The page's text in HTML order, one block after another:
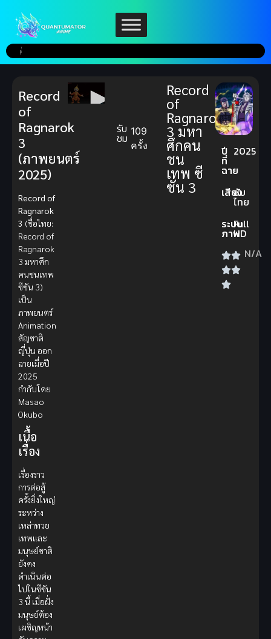
รับ
ชม 109
ครั้ง
Record
of
Ragnarok
3 มหา
ศึกคน
ชน
เทพ ซี
ซัน 3
ปี
ที่
ฉาย
2025
เสียง
ซับ
ไทย
ระบบ
ภาพ
Full
HD
N/A
Record
of
Ragnarok
3
(ภาพยนตร์
2025)
Record of
Ragnarok
3 (ชื่อไทย:
Record of
Ragnarok
3 มหาศึก
คนชนเทพ
ซีซัน 3)
เป็น
ภาพยนตร์
Animation
สัญชาติ
ญี่ปุ่น ออก
ฉายเมื่อปี
2025
กำกับโดย
Masao
Okubo
เนื้อ
เรื่อง
เรื่องราว
การต่อสู้
ครั้งยิ่งใหญ่
ระหว่าง
เหล่าทวย
เทพและ
มนุษย์ชาติ
ยังคง
ดำเนินต่อ
ไปในซีซัน
3 นี้ เมื่อฝั่ง
มนุษย์ต้อง
เผชิญหน้า